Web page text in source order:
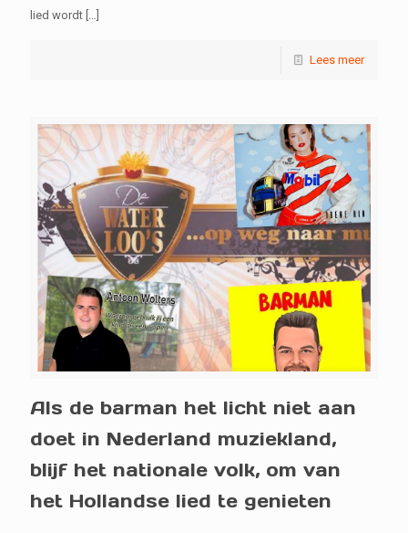
lied wordt
Lees meer
Als de barman het licht niet aan
doet in Nederland muziekland,
blijf het nationale volk, om van
het Hollandse lied te genieten